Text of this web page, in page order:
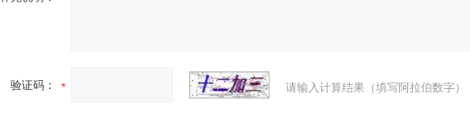
验证码： 请输入计算结果（填写阿拉伯数字）